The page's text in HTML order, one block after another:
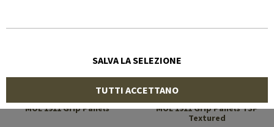
MOE 1911 Grip Panels
MOE 1911 Grip Panels TSP
Textured
SALVA LA SELEZIONE
TUTTI ACCETTANO